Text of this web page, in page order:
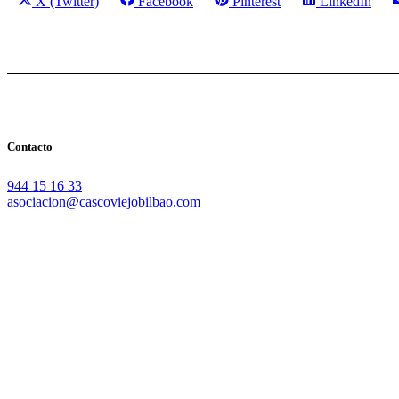
Contacto
944 15 16 33
asociacion@cascoviejobilbao.com